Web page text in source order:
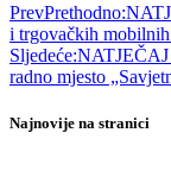
PrevPrethodno:
i trgovačkih
Sljedeće:NATJEČAJ
radno mjesto
Najnovije na stranici